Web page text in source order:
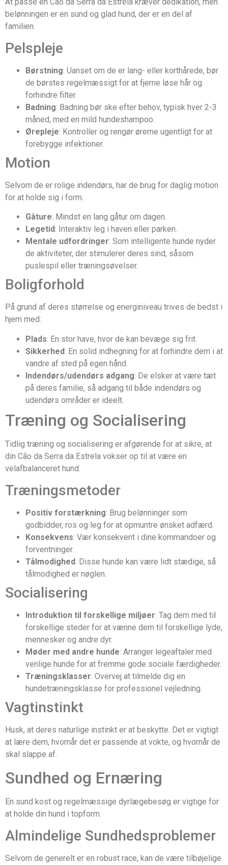
belønningen er en sund og glad hund, der er en del af
familien.
Pelspleje
Børstning: Uanset om de er lang- eller korthårede, bør
de børstes regelmæssigt for at fjerne løse hår og
forhindre filter.
Badning: Badning bør ske efter behov, typisk hver 2-3
måned, med en mild hundeshampoo.
Ørepleje: Kontroller og rengør ørerne ugentligt for at
forebygge infektioner.
Motion
Selvom de er rolige indendørs, har de brug for daglig motion
for at holde sig i form.
Gåture: Mindst en lang gåtur om dagen.
Legetid: Interaktiv leg i haven eller parken.
Mentale udfordringer: Som intelligente hunde nyder
de aktiviteter, der stimulerer deres sind, såsom
puslespil eller træningsøvelser.
Boligforhold
På grund af deres størrelse og energiniveau trives de bedst i
hjem med:
Plads: En stor have, hvor de kan bevæge sig frit.
Sikkerhed: En solid indhegning for at forhindre dem i at
vandre af sted på egen hånd.
Indendørs/udendørs adgang: De elsker at være tæt
på deres familie, så adgang til både indendørs og
udendørs områder er ideelt.
Træning og Socialisering
Tidlig træning og socialisering er afgørende for at sikre, at
din Cão da Serra da Estrela vokser op til at være en
velafbalanceret hund.
Træningsmetoder
Positiv forstærkning: Brug belønninger som
godbidder, ros og leg for at opmuntre ønsket adfærd.
Konsekvens: Vær konsekvent i dine kommandoer og
forventninger.
Tålmodighed: Disse hunde kan være lidt stædige, så
tålmodighed er nøglen.
Socialisering
Introduktion til forskellige miljøer: Tag dem med til
forskellige steder for at vænne dem til forskellige lyde,
mennesker og andre dyr.
Møder med andre hunde: Arranger legeaftaler med
venlige hunde for at fremme gode sociale færdigheder.
Træningsklasser: Overvej at tilmelde dig en
hundetræningsklasse for professionel vejledning.
Vagtinstinkt
Husk, at deres naturlige instinkt er at beskytte. Det er vigtigt
at lære dem, hvornår det er passende at vokte, og hvornår de
skal slappe af.
Sundhed og Ernæring
En sund kost og regelmæssige dyrlægebesøg er vigtige for
at holde din hund i topform.
Almindelige Sundhedsproblemer
Selvom de generelt er en robust race, kan de være tilbøjelige